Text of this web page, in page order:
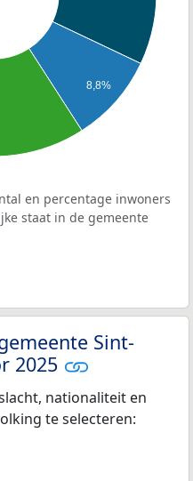
8,8%
en percentage inwoners
staat in de gemeente
Sint-
2025
nationaliteit en
te selecteren: